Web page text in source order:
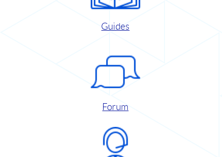
Guides
Forum